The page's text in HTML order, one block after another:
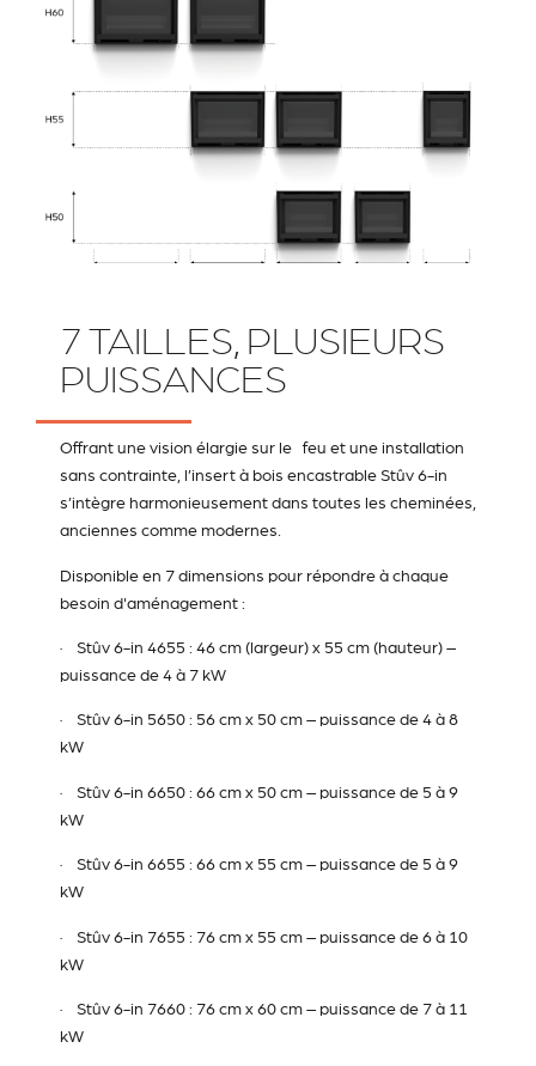
7 TAILLES, PLUSIEURS
PUISSANCES
Offrant une vision élargie sur le feu et une installation
sans contrainte, l’insert à bois encastrable Stûv 6-in
s’intègre harmonieusement dans toutes les cheminées,
anciennes comme modernes.
Disponible en 7 dimensions pour répondre à chaque
besoin d'aménagement :
· Stûv 6-in 4655 : 46 cm (largeur) x 55 cm (hauteur) –
puissance de 4 à 7 kW
· Stûv 6-in 5650: 56 cm x 50 cm – puissance de 4 à 8
kW
· Stûv 6-in 6650: 66 cm x 50 cm – puissance de 5 à 9
kW
· Stûv 6-in 6655 : 66 cm x 55 cm – puissance de 5 à 9
kW
· Stûv 6-in 7655 : 76 cm x 55 cm – puissance de 6 à 10
kW
· Stûv 6-in 7660: 76 cm x 60 cm – puissance de 7 à 11
kW